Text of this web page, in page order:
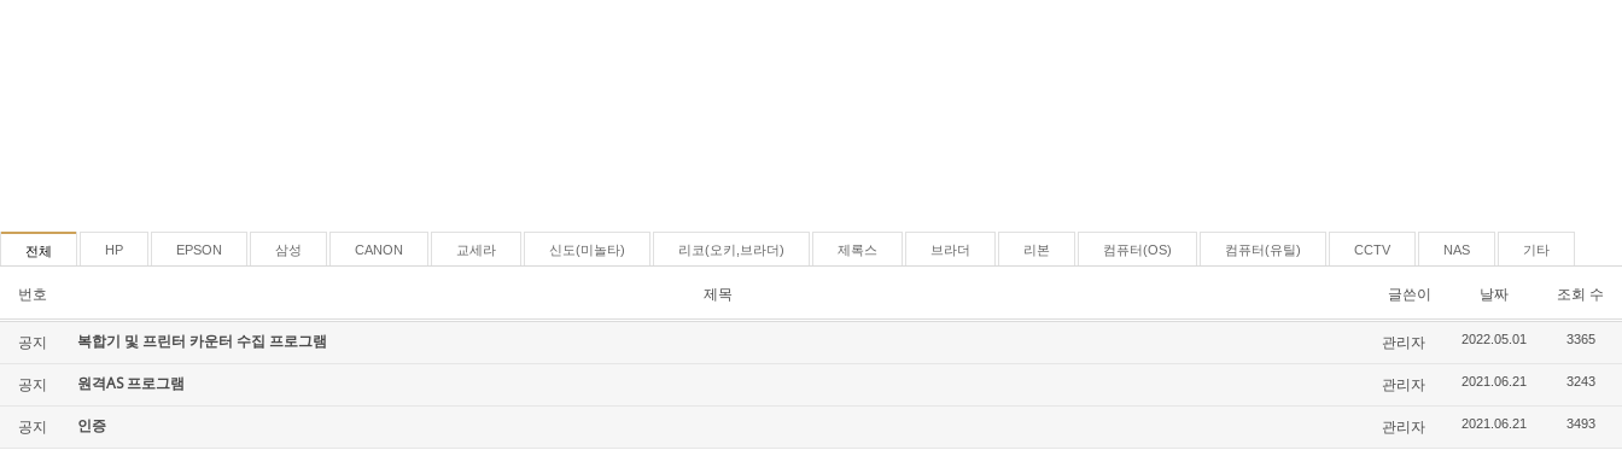
전체 HP EPSON 삼성 CANON 교세라 신도(미놀타) 리코(오키,브라더) 제록스 브라더 리본 컴퓨터(OS) 컴퓨터(유틸) CCTV NAS 기타
번호 제목 글쓴이 날짜 조회 수
공지 복합기 및 프린터 카운터 수집 프로그램 관리자 2022.05.01 3365
공지 원격AS 프로그램 관리자 2021.06.21 3243
공지 인증 관리자 2021.06.21 3493